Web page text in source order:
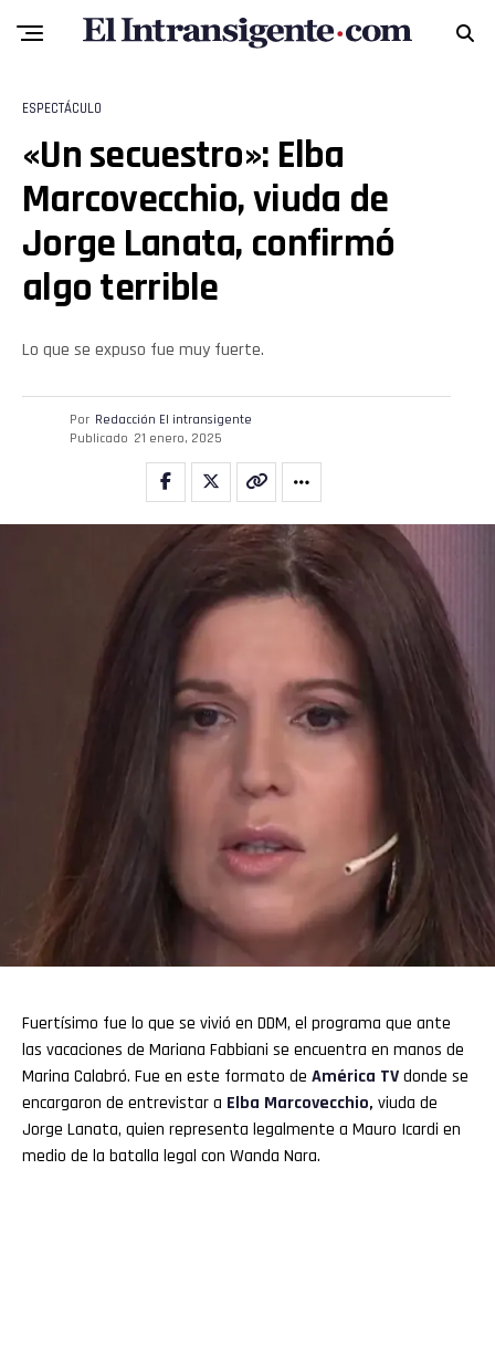
ESPECTÁCULO
«Un secuestro»: Elba
Marcovecchio, viuda de
Jorge Lanata, confirmó
algo terrible
Lo que se expuso fue muy fuerte.
Por Redacción El intransigente
Publicado 21 enero, 2025
Fuertísimo fue lo que se vivió en DDM, el programa que ante
las vacaciones de Mariana Fabbiani se encuentra en manos de
Marina Calabró. Fue en este formato de América TVdonde se
encargaron de entrevistar a Elba Marcovecchio, viuda de
Jorge Lanata, quien representa legalmente a Mauro Icardi en
medio de la batalla legal con Wanda Nara.
Flipboard
Reddit
Pinterest
Whatsapp
Email